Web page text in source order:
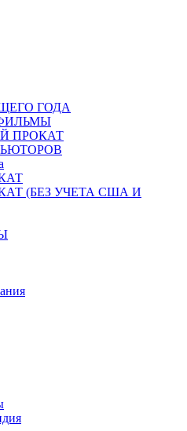
ГОДА
ПРОКАТ
(БЕЗ УЧЕТА США И